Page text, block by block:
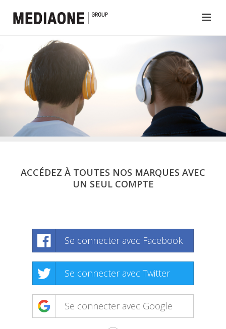
ACCÉDEZ À TOUTES NOS MARQUES AVEC
UN SEUL COMPTE
Se connecter avec Facebook
Se connecter avec Twitter
Se connecter avec Google